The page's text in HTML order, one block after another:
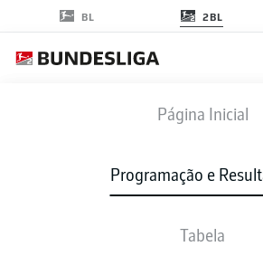
BL 2BL
Página Inicial
Programação e
Tabela
FCK FCH
ESCALAÇÕES